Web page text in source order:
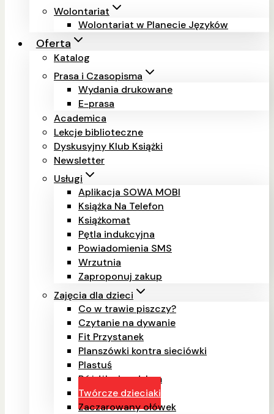
Wolontariat
Wolontariat w Planecie Języków
Oferta
Katalog
Prasa i Czasopisma
Wydania drukowane
E-prasa
Academica
Lekcje biblioteczne
Dyskusyjny Klub Książki
Newsletter
Usługi
Aplikacja SOWA MOBI
Książka Na Telefon
Książkomat
Pętla indukcyjna
Powiadomienia SMS
Wrzutnia
Zaproponuj zakup
Zajęcia dla dzieci
Co w trawie piszczy?
Czytanie na dywanie
Fit Przystanek
Planszówki kontra sieciówki
Plastuś
Różdżką i pędzlem
Twórcze dzieciaki
Zaczarowany ołówek